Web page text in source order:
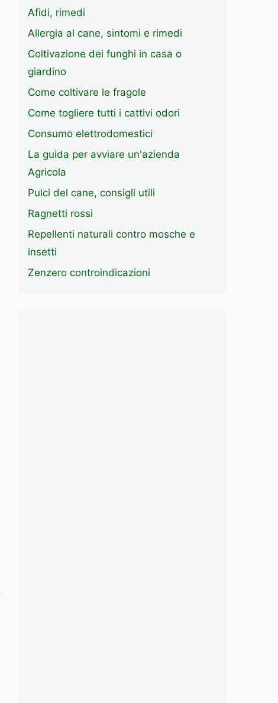
Afidi, rimedi
Allergia al cane, sintomi e rimedi
Coltivazione dei funghi in casa o
giardino
Come coltivare le fragole
Come togliere tutti i cattivi odori
Consumo elettrodomestici
La guida per avviare un'azienda
Agricola
Pulci del cane, consigli utili
Ragnetti rossi
Repellenti naturali contro mosche e
insetti
Zenzero controindicazioni